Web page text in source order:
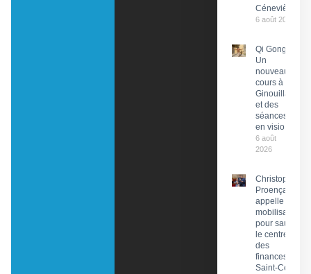
Cénevières
6 août 2026
Qi Gong :
Un
nouveau
cours à
Ginouillac
et des
séances
en visio
6 août
2026
Christophe
Proença
appelle à la
mobilisation
pour sauver
le centre
des
finances de
Saint-Céré